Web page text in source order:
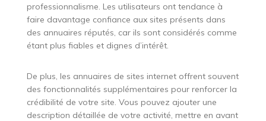
professionnalisme. Les utilisateurs ont tendance à
faire davantage confiance aux sites présents dans
des annuaires réputés, car ils sont considérés comme
étant plus fiables et dignes d’intérêt.
De plus, les annuaires de sites internet offrent souvent
des fonctionnalités supplémentaires pour renforcer la
crédibilité de votre site. Vous pouvez ajouter une
description détaillée de votre activité, mettre en avant